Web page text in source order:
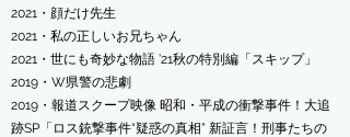
​2021・顔だけ先生
2021・私の正しいお兄ちゃん
2021 ・世にも奇妙な物語 ’21秋の特別編「スキップ」
2019・W県警の悲劇
2019・報道スクープ映像 昭和・平成の衝撃事件！大追
跡SP「ロス銃撃事件“疑惑の真相” 新証言！刑事たちの